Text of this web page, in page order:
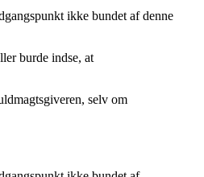
ikke bundet af denne
burde indse, at
selv om